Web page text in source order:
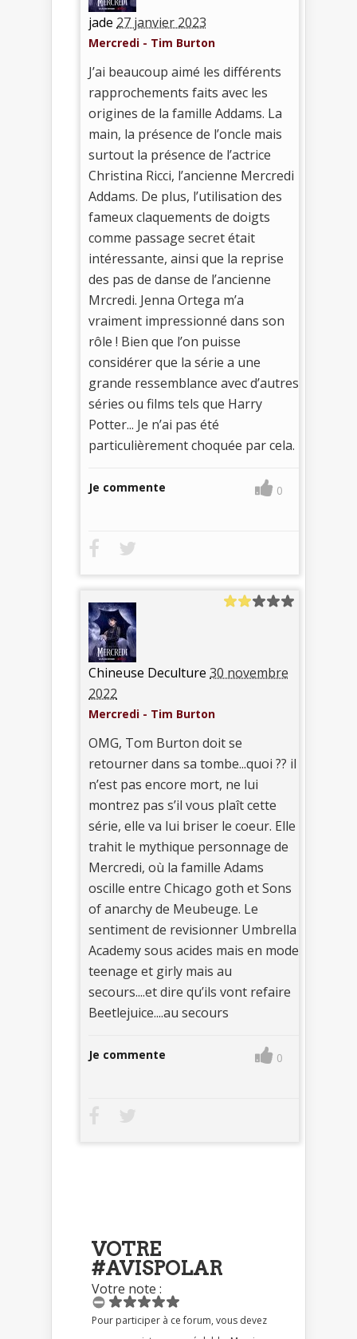
jade 27 janvier 2023
Mercredi - Tim Burton
J’ai beaucoup aimé les différents
rapprochements faits avec les
origines de la famille Addams. La
main, la présence de l’oncle mais
surtout la présence de l’actrice
Christina Ricci, l’ancienne Mercredi
Addams. De plus, l’utilisation des
fameux claquements de doigts
comme passage secret était
intéressante, ainsi que la reprise
des pas de danse de l’ancienne
Mrcredi. Jenna Ortega m’a
vraiment impressionné dans son
rôle ! Bien que l’on puisse
considérer que la série a une
grande ressemblance avec d’autres
séries ou films tels que Harry
Potter... Je n’ai pas été
particulièrement choquée par cela.
Je commente 0
Chineuse Deculture 30 novembre
2022
Mercredi - Tim Burton
OMG, Tom Burton doit se
retourner dans sa tombe...quoi ?? il
n’est pas encore mort, ne lui
montrez pas s’il vous plaît cette
série, elle va lui briser le coeur. Elle
trahit le mythique personnage de
Mercredi, où la famille Adams
oscille entre Chicago goth et Sons
of anarchy de Meubeuge. Le
sentiment de revisionner Umbrella
Academy sous acides mais en mode
teenage et girly mais au
secours....et dire qu’ils vont refaire
Beetlejuice....au secours
Je commente 0
VOTRE
#AVISPOLAR
Votre note :
Pour participer à ce forum, vous devez